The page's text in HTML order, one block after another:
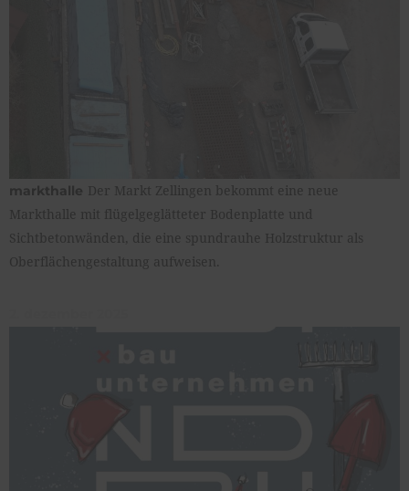
markthalle Der Markt Zellingen bekommt eine neue
Markthalle mit flügelgeglätteter Bodenplatte und
Sichtbetonwänden, die eine spundrauhe Holzstruktur als
Oberflächengestaltung aufweisen.